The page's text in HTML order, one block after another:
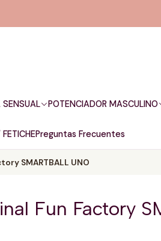
POTENCIADOR MASCULINO
Preguntas Frecuentes
SMARTBALL UNO
Fun Factory